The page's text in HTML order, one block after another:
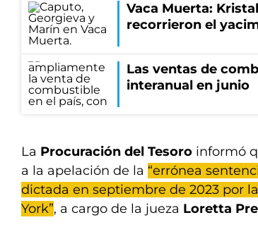
Vaca Muerta:
recorrieron el
Las ventas de
interanual en junio
La Procuración del Tesoro informó
a la apelación de la “errónea
dictada en septiembre de 2023 por
York”, a cargo de la jueza Loretta